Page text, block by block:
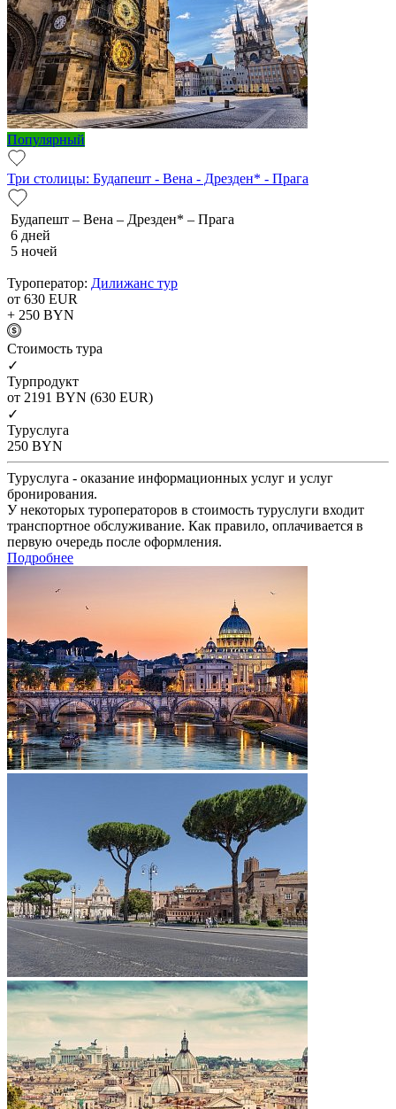
Популярный
Три столицы: Будапешт - Вена - Дрезден* - Прага
Будапешт – Вена – Дрезден* – Прага
6 дней
5 ночей
Туроператор: Дилижанс тур
от 630 EUR
+ 250 BYN
Cтоимость тура
✓
Турпродукт
от 2191 BYN (630 EUR)
✓
Туруслуга
250 BYN
Туруслуга - оказание информационных услуг и услуг
бронирования.
У некоторых туроператоров в стоимость туруслуги входит
транспортное обслуживание. Как правило, оплачивается в
первую очередь после оформления.
Подробнее